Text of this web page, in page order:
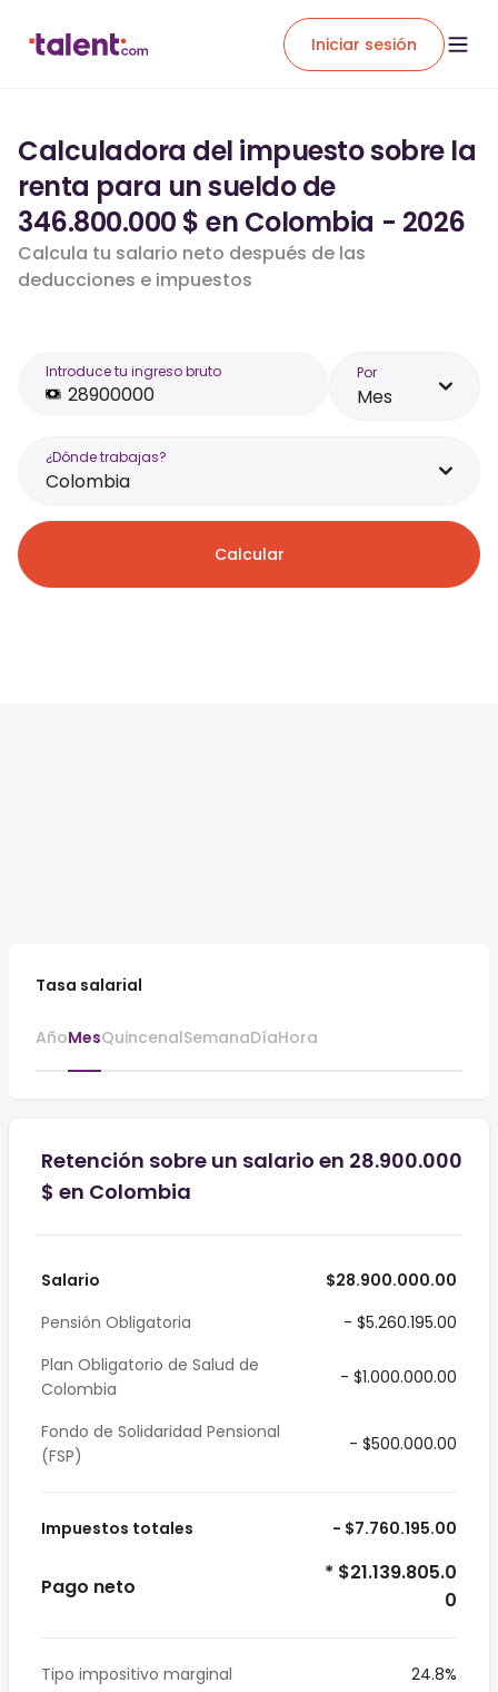
Iniciar sesión
Calculadora del impuesto sobre la
renta para un sueldo de
346.800.000 $ en Colombia - 2026
Calcula tu salario neto después de las
deducciones e impuestos
Introduce tu ingreso bruto Por
Mes
¿Dónde trabajas?
Colombia
Calcular
Tasa salarial
AñoMesQuincenalSemanaDíaHora
Retención sobre un salario en 28.900.000
$ en Colombia
Salario
$28.900.000.00
Pensión Obligatoria
- $5.260.195.00
Plan Obligatorio de Salud de
Colombia
- $1.000.000.00
Fondo de Solidaridad Pensional
(FSP)
- $500.000.00
Impuestos totales - $7.760.195.00
Pago neto
* $21.139.805.0
0
Tipo impositivo marginal
24.8%